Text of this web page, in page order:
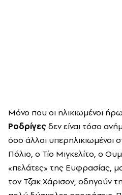
Μόνο που οι ηλικιωμένοι
Ροδρίγεςδεν είναι τόσο
όσο άλλοι υπερηλικιωμένοι
Πόλιο, ο Τίο Μιγκελίτο, ο
«πελάτες» της Ευφρασίας,
τον Τζακ Χάρισον, οδηγούν